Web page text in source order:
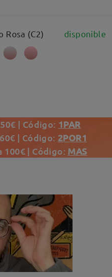
Rosa (C2) disponible
| Código: 1PAR
| Código: 2POR1
100€ | Código: MAS